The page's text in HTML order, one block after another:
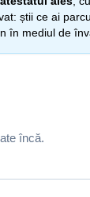
știi ce ai
în mediul de
încă.